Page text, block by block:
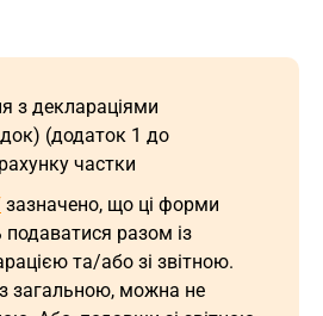
з деклараціями
(додаток 1 до
частки
зазначено, що ці форми
подаватися разом із
та/або зі звітною.
загальною, можна не